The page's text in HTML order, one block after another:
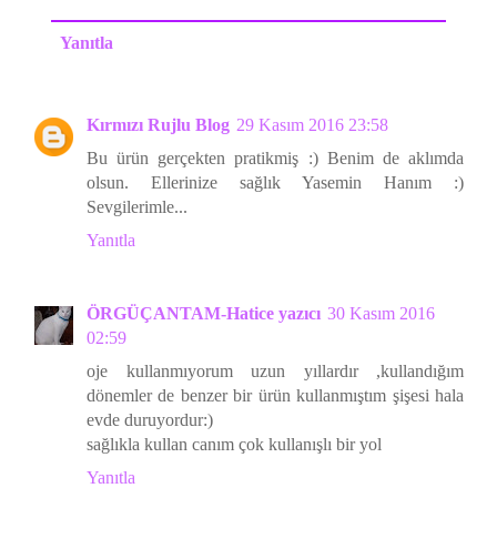
Yanıtla
Kırmızı Rujlu Blog 29 Kasım 2016 23:58
Bu ürün gerçekten pratikmiş :) Benim de aklımda
olsun. Ellerinize sağlık Yasemin Hanım :)
Sevgilerimle...
Yanıtla
ÖRGÜÇANTAM-Hatice yazıcı 30 Kasım 2016
02:59
oje kullanmıyorum uzun yıllardır ,kullandığım
dönemler de benzer bir ürün kullanmıştım şişesi hala
evde duruyordur:)
sağlıkla kullan canım çok kullanışlı bir yol
Yanıtla